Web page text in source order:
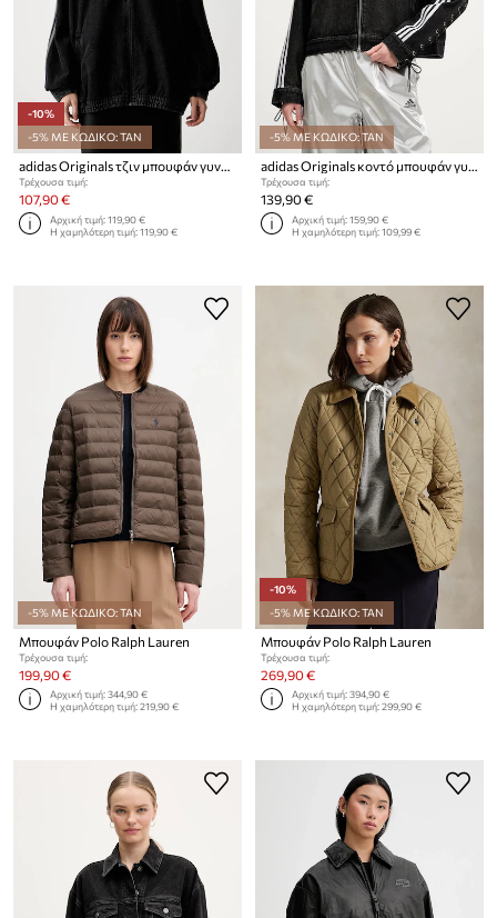
-10%
-5% ΜΕ ΚΩΔΙΚΟ: TAN
adidas Originals τζιν μπουφάν γυναικείο ντένιμ Firebird
Τρέχουσα τιμή:
107,90 €
Αρχική τιμή:119,90 €
Η χαμηλότερη τιμή:119,90 €
-5% ΜΕ ΚΩΔΙΚΟ: TAN
adidas Originals κοντό μπουφάν γυναικείο ντένιμ
Τρέχουσα τιμή:
139,90 €
Αρχική τιμή:159,90 €
Η χαμηλότερη τιμή:109,99 €
-5% ΜΕ ΚΩΔΙΚΟ: TAN
Μπουφάν Polo Ralph Lauren
Τρέχουσα τιμή:
199,90 €
Αρχική τιμή:344,90 €
Η χαμηλότερη τιμή:219,90 €
-10%
-5% ΜΕ ΚΩΔΙΚΟ: TAN
Μπουφάν Polo Ralph Lauren
Τρέχουσα τιμή:
269,90 €
Αρχική τιμή:394,90 €
Η χαμηλότερη τιμή:299,90 €